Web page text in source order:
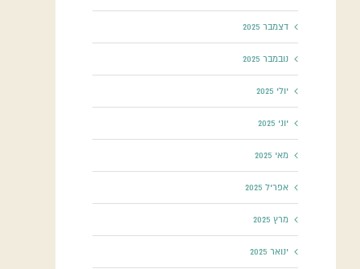
דצמבר 2025
נובמבר 2025
יולי 2025
יוני 2025
מאי 2025
אפריל 2025
מרץ 2025
ינואר 2025